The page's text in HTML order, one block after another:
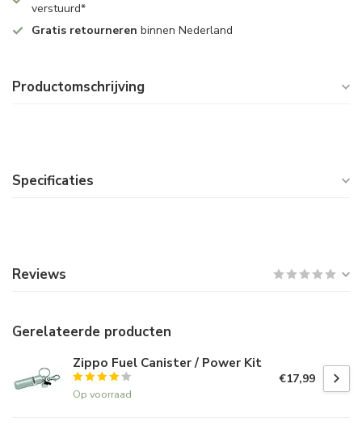
verstuurd*
Gratis retourneren binnen Nederland
Productomschrijving
Specificaties
Reviews
Gerelateerde producten
Zippo Fuel Canister / Power Kit
Op voorraad
€17,99